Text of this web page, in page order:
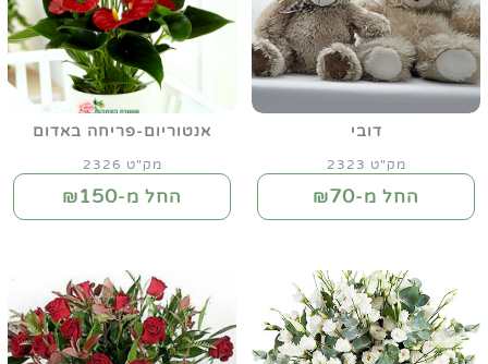
דובי
מק"ט 2323
החל מ-₪70
אנטוריום-פריחה באדום
מק"ט 2326
החל מ-₪150